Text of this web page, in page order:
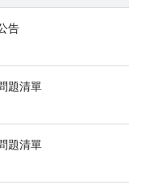
告
題清單
題清單